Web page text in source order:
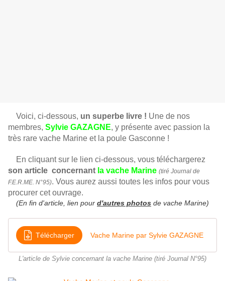
Voici, ci-dessous, un superbe livre ! Une de nos
membres, Sylvie GAZAGNE, y présente avec passion la
très rare vache Marine et la poule Gasconne !
En cliquant sur le lien ci-dessous, vous téléchargerez
son article concernant la vache Marine (tiré Journal de
F.E.R.ME. N°95). Vous aurez aussi toutes les infos pour vous
procurer cet ouvrage.
(En fin d'article, lien pour d'autres photos de vache Marine)
Télécharger Vache Marine par Sylvie GAZAGNE
L'article de Sylvie concernant la vache Marine (tiré Journal N°95)